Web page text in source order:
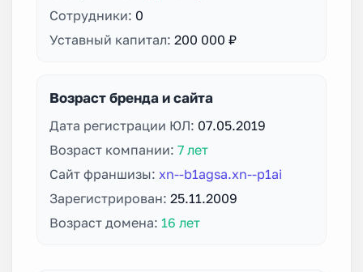
Сотрудники: 0
Уставный капитал: 200 000 ₽
Возраст бренда и сайта
Дата регистрации ЮЛ: 07.05.2019
Возраст компании: 7 лет
Сайт франшизы: xn--b1agsa.xn--p1ai
Зарегистрирован: 25.11.2009
Возраст домена: 16 лет